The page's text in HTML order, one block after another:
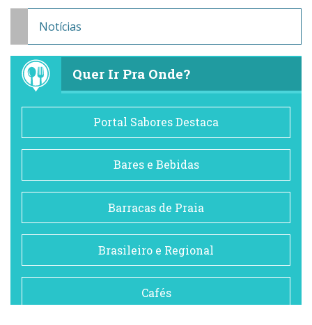
Notícias
Quer Ir Pra Onde?
Portal Sabores Destaca
Bares e Bebidas
Barracas de Praia
Brasileiro e Regional
Cafés